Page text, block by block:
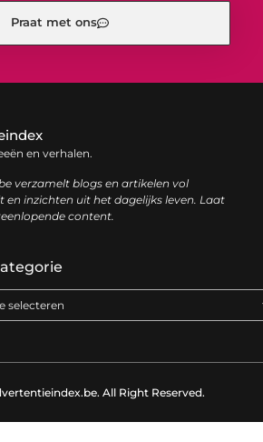
Praat met ons
en verhalen.
verzamelt blogs en artikelen vol
en inzichten uit het dagelijks leven. Laat
content.
All Right Reserved.​